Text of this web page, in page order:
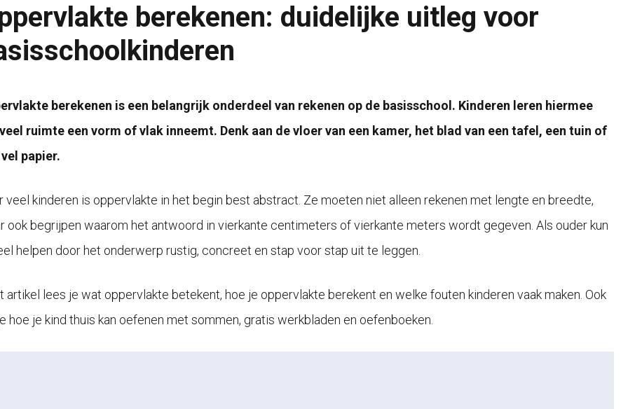
berekenen: duidelijke uitleg voor
berekenen is een belangrijk onderdeel van rekenen op de basisschool. Kinderen leren hiermee
ruimte een vorm of vlak inneemt. Denk aan de vloer van een kamer, het blad van een tafel, een tuin of
papier.
veel kinderen is oppervlakte in het begin best abstract. Ze moeten niet alleen rekenen met lengte en breedte,
ook begrijpen waarom het antwoord in vierkante centimeters of vierkante meters wordt gegeven. Als ouder kun
helpen door het onderwerp rustig, concreet en stap voor stap uit te leggen.
artikel lees je wat oppervlakte betekent, hoe je oppervlakte berekent en welke fouten kinderen vaak maken. Ook
hoe je kind thuis kan oefenen met sommen, gratis werkbladen en oefenboeken.